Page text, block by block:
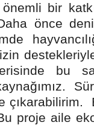
bir
önce
bu
çıkarabilirim.
proje aile